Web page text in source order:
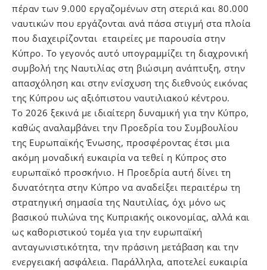
πέραν των 9.000 εργαζομένων στη στεριά και 80.000
ναυτικών που εργάζονται ανά πάσα στιγμή στα πλοία
που διαχειρίζονται εταιρείες με παρουσία στην
Κύπρο. Το γεγονός αυτό υπογραμμίζει τη διαχρονική
συμβολή της Ναυτιλίας στη βιώσιμη ανάπτυξη, στην
απασχόληση και στην ενίσχυση της διεθνούς εικόνας
της Κύπρου ως αξιόπιστου ναυτιλιακού κέντρου.
Το 2026 ξεκινά με ιδιαίτερη δυναμική για την Κύπρο,
καθώς αναλαμβάνει την Προεδρία του Συμβουλίου
της Ευρωπαϊκής Ένωσης, προσφέροντας έτσι μια
ακόμη μοναδική ευκαιρία να τεθεί η Κύπρος στο
ευρωπαϊκό προσκήνιο. Η Προεδρία αυτή δίνει τη
δυνατότητα στην Κύπρο να αναδείξει περαιτέρω τη
στρατηγική σημασία της Ναυτιλίας, όχι μόνο ως
βασικού πυλώνα της Κυπριακής οικονομίας, αλλά και
ως καθοριστικού τομέα για την ευρωπαϊκή
ανταγωνιστικότητα, την πράσινη μετάβαση και την
ενεργειακή ασφάλεια. Παράλληλα, αποτελεί ευκαιρία